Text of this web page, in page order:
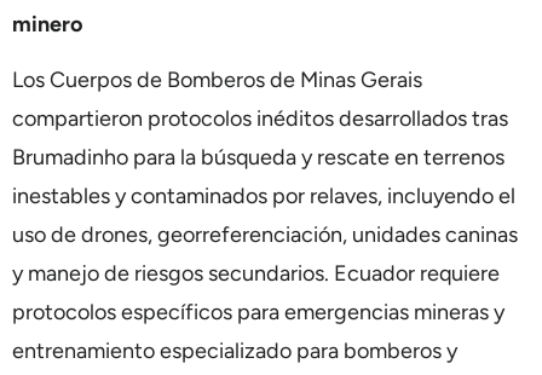
minero
Los Cuerpos de Bomberos de Minas Gerais
compartieron protocolos inéditos desarrollados tras
Brumadinho para la búsqueda y rescate en terrenos
inestables y contaminados por relaves, incluyendo el
uso de drones, georreferenciación, unidades caninas
y manejo de riesgos secundarios. Ecuador requiere
protocolos específicos para emergencias mineras y
entrenamiento especializado para bomberos y